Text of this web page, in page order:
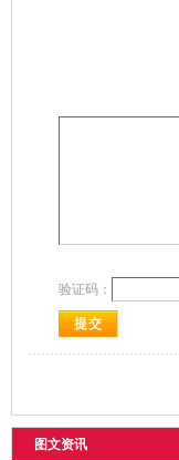
验证码：
图文资讯